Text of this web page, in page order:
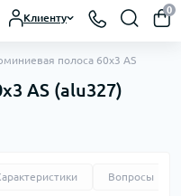
Клиенту
0
полоса 60х3 AS
AS (alu327)
Вопросы